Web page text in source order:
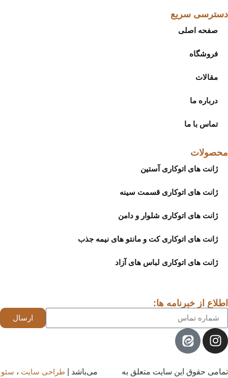
دسترسی سریع
صفحه اصلی
فروشگاه
مقالات
درباره ما
تماس با ما
محصولات
ژانت های اتوکاری آستین
ژانت های اتوکاری قسمت سینه
ژانت های اتوکاری شلوار و دامن
ژانت های اتوکاری کت و مانتو های نیمه جذب
ژانت های اتوکاری لباس های آزاد
اطلاع از خبرنامه ها:
ارسال
تمامی حقوق این سایت متعلق به می‌باشد | طراحی سایت ، سئو